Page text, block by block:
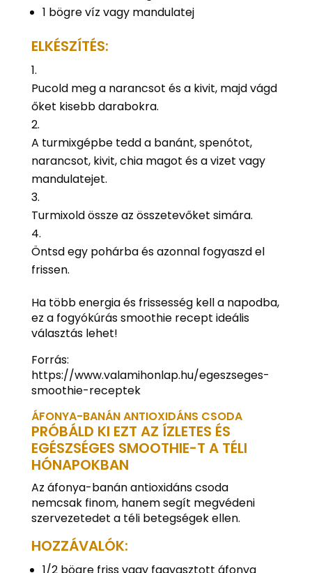
1 bögre víz vagy mandulatej
ELKÉSZÍTÉS:
Pucold meg a narancsot és a kivit, majd vágd
őket kisebb darabokra.
A turmixgépbe tedd a banánt, spenótot,
narancsot, kivit, chia magot és a vizet vagy
mandulatejet.
Turmixold össze az összetevőket simára.
Öntsd egy pohárba és azonnal fogyaszd el
frissen.
Ha több energia és frissesség kell a napodba,
ez a fogyókúrás smoothie recept ideális
választás lehet!
Forrás:
https://www.valamihonlap.hu/egeszseges-
smoothie-receptek
ÁFONYA-BANÁN ANTIOXIDÁNS CSODA
PRÓBÁLD KI EZT AZ ÍZLETES ÉS
EGÉSZSÉGES SMOOTHIE-T A TÉLI
HÓNAPOKBAN
Az áfonya-banán antioxidáns csoda
nemcsak finom, hanem segít megvédeni
szervezetedet a téli betegségek ellen.
HOZZÁVALÓK: